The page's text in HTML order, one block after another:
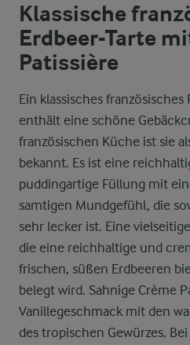
Klassische
Erdbeer-Tarte
Patissière
Ein klassisches
enthält eine schöne
französischen Küche ist sie
bekannt. Es ist eine
puddingartige Füllung mit
samtigen Mundgefühl, die
sehr lecker ist. Eine
die eine reichhaltige und
frischen, süßen Erdbeeren
belegt wird. Sahnige Crème
Vanillegeschmack mit den
des tropischen Gewürzes.